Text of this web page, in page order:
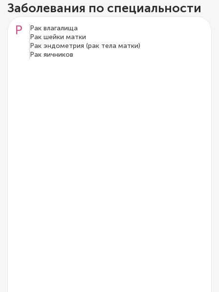
Заболевания по специальности
Р
Рак влагалища
Рак шейки матки
Рак эндометрия (рак тела матки)
Рак яичников